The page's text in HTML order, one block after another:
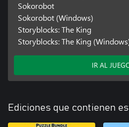
Sokorobot
Sokorobot (Windows)
Storyblocks: The King
Storyblocks: The King
IR AL
Ediciones que contienen